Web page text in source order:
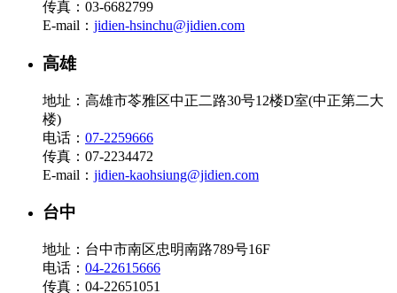
传真：03-6682799
E-mail： jidien-hsinchu@jidien.com
高雄
地址：高雄市苓雅区中正二路30号12楼D室(中正第二大
楼)
电话： 07-2259666
传真：07-2234472
E-mail： jidien-kaohsiung@jidien.com
台中
地址：台中市南区忠明南路789号16F
电话： 04-22615666
传真：04-22651051